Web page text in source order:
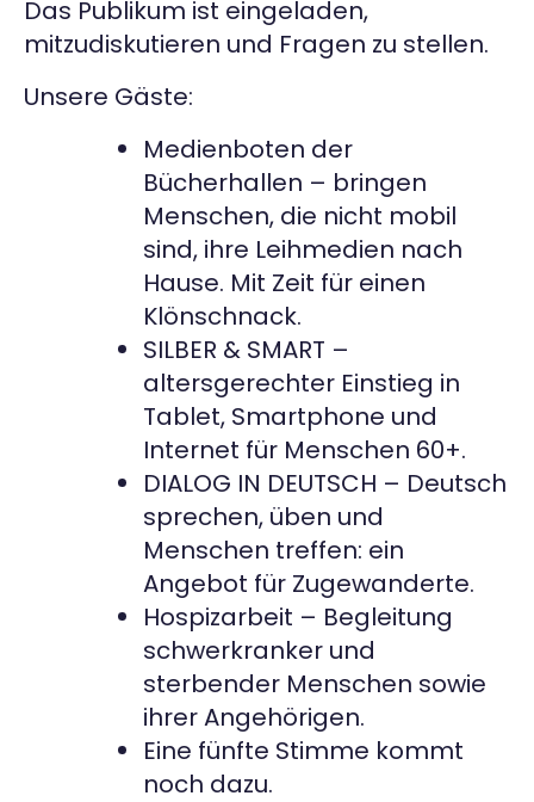
Das Publikum ist eingeladen,
mitzudiskutieren und Fragen zu stellen.
Unsere Gäste:
Medienboten der
Bücherhallen – bringen
Menschen, die nicht mobil
sind, ihre Leihmedien nach
Hause. Mit Zeit für einen
Klönschnack.
SILBER & SMART –
altersgerechter Einstieg in
Tablet, Smartphone und
Internet für Menschen 60+.
DIALOG IN DEUTSCH – Deutsch
sprechen, üben und
Menschen treffen: ein
Angebot für Zugewanderte.
Hospizarbeit – Begleitung
schwerkranker und
sterbender Menschen sowie
ihrer Angehörigen.
Eine fünfte Stimme kommt
noch dazu.